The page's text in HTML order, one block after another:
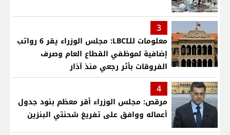
3
معلومات للـLBCI: مجلس الوزراء يقر 6 رواتب
إضافية لموظفي القطاع العام وصرف
الفروقات بأثر رجعي منذ آذار
4
مرقص: مجلس الوزراء أقر معظم بنود جدول
أعماله ووافق على تفريغ شحنتي البنزين